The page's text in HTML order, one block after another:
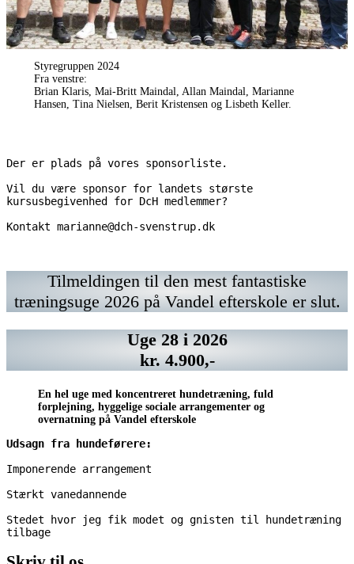
Styregruppen 2024
Fra venstre:
Brian Klaris, Mai-Britt Maindal, Allan Maindal, Marianne
Hansen, Tina Nielsen, Berit Kristensen og Lisbeth Keller.
Der er plads på vores sponsorliste.
Vil du være sponsor for landets største
kursusbegivenhed for DcH medlemmer?
Kontakt marianne@dch-svenstrup.dk
svenstrup.dk
din
annonce
her?
marianne@dch-
svenstrup.dk
din
annonce
her?
marianne@dch-
svenstrup.dk
Tilmeldingen til den mest fantastiske
træningsuge 2026 på Vandel efterskole er slut.
Uge 28 i 2026
kr. 4.900,-
En hel uge med koncentreret hundetræning, fuld
forplejning, hyggelige sociale arrangementer og
overnatning på Vandel efterskole
Udsagn fra hundeførere:
Imponerende arrangement
Stærkt vanedannende
Stedet hvor jeg fik modet og gnisten til hundetræning
tilbage